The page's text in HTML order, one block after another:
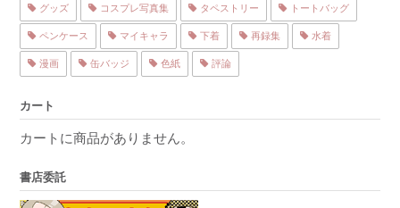
グッズ コスプレ写真集 タペストリー トートバッグ
ペンケース マイキャラ 下着 再録集 水着
漫画 缶バッジ 色紙 評論
カート
カートに商品がありません。
書店委託